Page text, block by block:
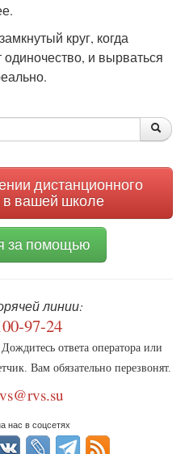
круг, когда
и вырваться
дистанционного
в вашей школе
за помощью
линии:
97-24
ответа оператора или
Вам обязательно перезвонят.
нас в соцсетях